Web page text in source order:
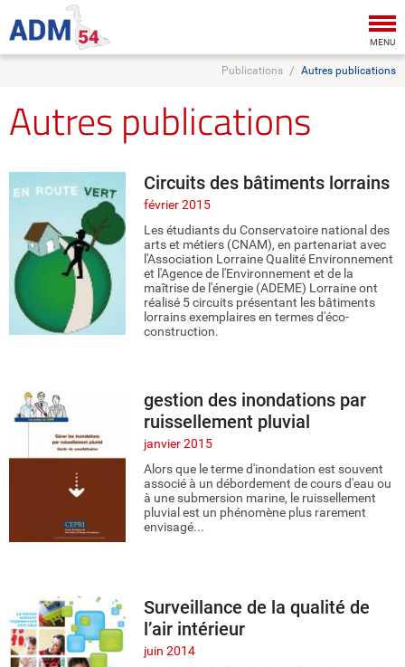
MENU
Publications Autres publications
Autres publications
Circuits des bâtiments lorrains
février 2015
Les étudiants du Conservatoire national des
arts et métiers (CNAM), en partenariat avec
l'Association Lorraine Qualité Environnement
et l'Agence de l'Environnement et de la
maîtrise de l'énergie (ADEME) Lorraine ont
réalisé 5 circuits présentant les bâtiments
lorrains exemplaires en termes d'éco-
construction.
gestion des inondations par
ruissellement pluvial
janvier 2015
Alors que le terme d'inondation est souvent
associé à un débordement de cours d'eau ou
à une submersion marine, le ruissellement
pluvial est un phénomène plus rarement
envisagé...
Surveillance de la qualité de
l’air intérieur
juin 2014